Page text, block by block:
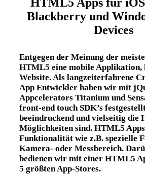
Blackberry und
Devices
Entgegen der Meinung der
HTML5 eine mobile Applikation,
Website. Als langzeiterfahrene
App Entwickler haben wir mit
Appcelerators Titanium und
front-end touch SDK’s
beeindruckend und vielseitig die
Möglichkeiten sind. HTML5
Funktionalität wie z.B. spezielle
Kamera- oder Messbereich.
bedienen wir mit einer HTML5
5 größten App-Stores.